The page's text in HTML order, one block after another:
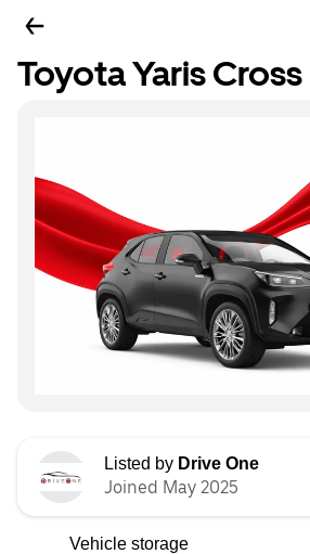
Toyota Yaris Cross
Listed by Drive One
Joined May 2025
Vehicle storage